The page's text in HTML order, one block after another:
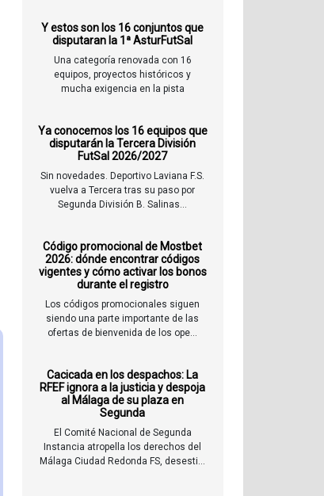
Y estos son los 16 conjuntos que
disputaran la 1ª AsturFutSal
Una categoría renovada con 16
equipos, proyectos históricos y
mucha exigencia en la pista
Ya conocemos los 16 equipos que
disputarán la Tercera División
FutSal 2026/2027
Sin novedades. Deportivo Laviana F.S.
vuelva a Tercera tras su paso por
Segunda División B. Salinas...
Código promocional de Mostbet
2026: dónde encontrar códigos
vigentes y cómo activar los bonos
durante el registro
Los códigos promocionales siguen
siendo una parte importante de las
ofertas de bienvenida de los ope...
Cacicada en los despachos: La
RFEF ignora a la justicia y despoja
al Málaga de su plaza en
Segunda
El Comité Nacional de Segunda
Instancia atropella los derechos del
Málaga Ciudad Redonda FS, desesti...